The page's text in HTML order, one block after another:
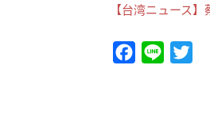
【台湾ニュース
Facebook
Line